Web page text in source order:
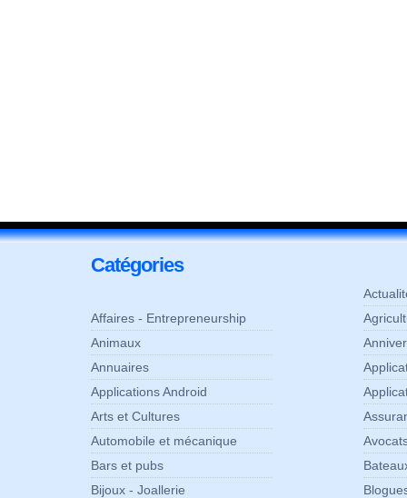
Catégories
Affaires - Entrepreneurship
Animaux
Annuaires
Applications Android
Arts et Cultures
Automobile et mécanique
Bars et pubs
Bijoux - Joallerie